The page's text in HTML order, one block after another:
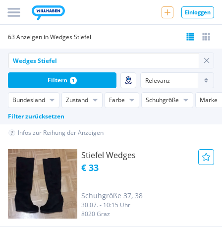
Einloggen
63 Anzeigen in Wedges Stiefel
Bundesland Zustand Farbe Schuhgröße
Marke
Filter zurücksetzen
Filtern 1
Infos zur Reihung der Anzeigen
Stiefel Wedges
€ 33
Schuhgröße 37, 38
30.07. - 10:15 Uhr
8020 Graz